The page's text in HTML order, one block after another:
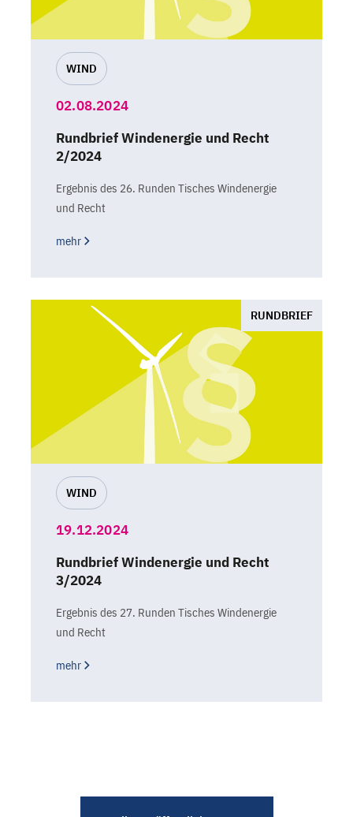
WIND
02.08.2024
Rundbrief Windenergie und Recht
2/2024
Ergebnis des 26. Runden Tisches Windenergie
und Recht
mehr
RUNDBRIEF
WIND
19.12.2024
Rundbrief Windenergie und Recht
3/2024
Ergebnis des 27. Runden Tisches Windenergie
und Recht
mehr